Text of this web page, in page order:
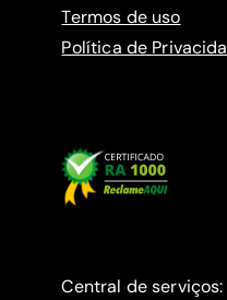
Termos de uso
Política de
Central de serviços: